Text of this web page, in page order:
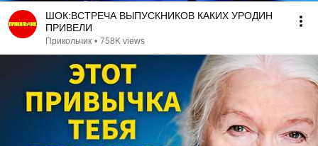
ШОК:ВСТРЕЧА ВЫПУСКНИКОВ КАКИХ УРОДИН
ПРИВЕЛИ
Прикольчик • 758K views